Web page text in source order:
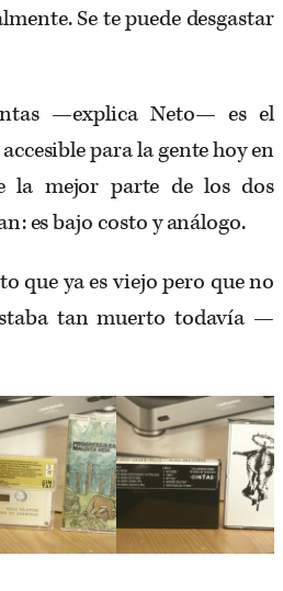
Se te puede desgastar
—explica Neto— es el
para la gente hoy en
la mejor parte de los dos
es bajo costo y análogo.
que ya es viejo pero que no
tan muerto todavía —